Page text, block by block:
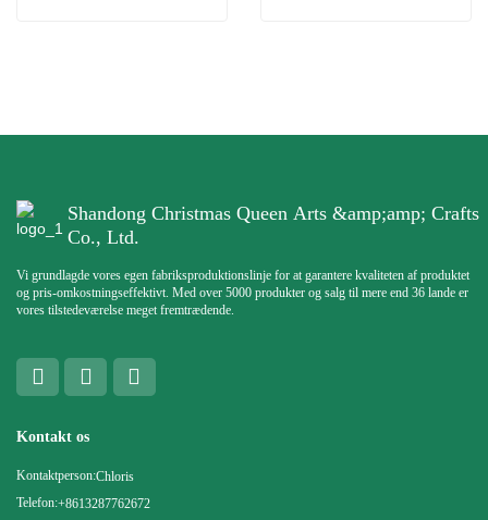
Shandong Christmas Queen Arts &amp;amp; Crafts
Co., Ltd.
Vi grundlagde vores egen fabriksproduktionslinje for at garantere kvaliteten af ​​produktet
og pris-omkostningseffektivt. Med over 5000 produkter og salg til mere end 36 lande er
vores tilstedeværelse meget fremtrædende.
Kontakt os
Kontaktperson:Chloris
Telefon:+8613287762672